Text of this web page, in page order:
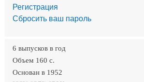
Регистрация
Сбросить ваш пароль
6 выпусков в год
Объем 160 c.
Основан в 1952